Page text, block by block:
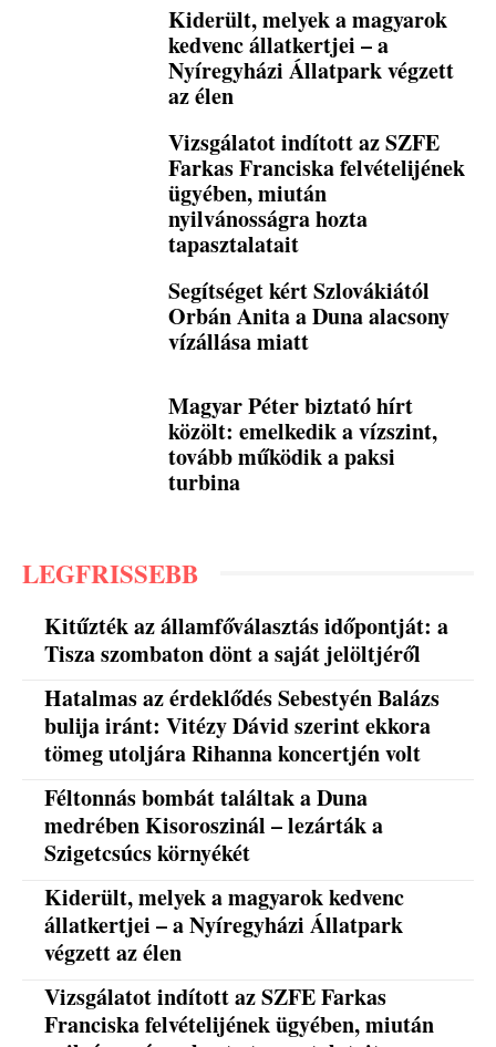
Kiderült, melyek a magyarok
kedvenc állatkertjei – a
Nyíregyházi Állatpark végzett
az élen
Vizsgálatot indított az SZFE
Farkas Franciska felvételijének
ügyében, miután
nyilvánosságra hozta
tapasztalatait
Segítséget kért Szlovákiától
Orbán Anita a Duna alacsony
vízállása miatt
Magyar Péter biztató hírt
közölt: emelkedik a vízszint,
tovább működik a paksi
turbina
LEGFRISSEBB
Kitűzték az államfőválasztás időpontját: a
Tisza szombaton dönt a saját jelöltjéről
Hatalmas az érdeklődés Sebestyén Balázs
bulija iránt: Vitézy Dávid szerint ekkora
tömeg utoljára Rihanna koncertjén volt
Féltonnás bombát találtak a Duna
medrében Kisoroszinál – lezárták a
Szigetcsúcs környékét
Kiderült, melyek a magyarok kedvenc
állatkertjei – a Nyíregyházi Állatpark
végzett az élen
Vizsgálatot indított az SZFE Farkas
Franciska felvételijének ügyében, miután